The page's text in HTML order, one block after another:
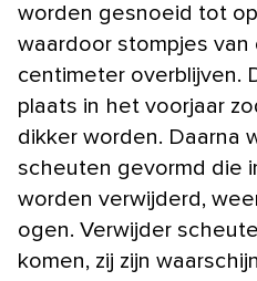
worden gesnoeid tot
waardoor stompjes van
centimeter overblijven.
plaats in het voorjaar
dikker worden. Daarna
scheuten gevormd die
worden verwijderd,
ogen. Verwijder
komen, zij zijn